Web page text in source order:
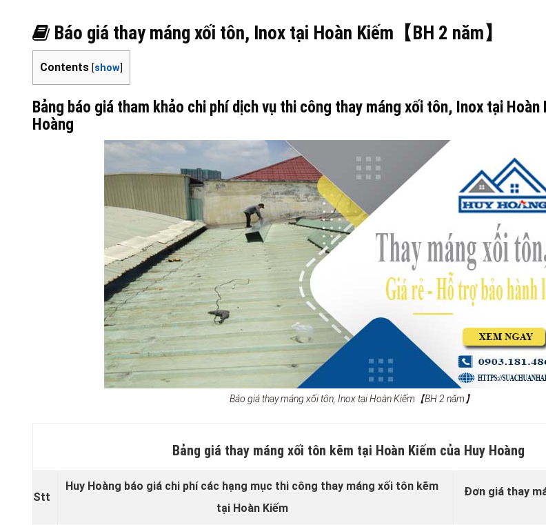
Báo giá thay máng xối tôn, Inox tại Hoàn Kiếm【BH 2 năm】
Contents [show]
Bảng báo giá tham khảo chi phí dịch vụ thi công thay máng xối tôn, Inox tại Hoàn
Hoàng
Báo giá thay máng xối tôn, Inox tại Hoàn Kiếm【BH 2 năm】
Bảng giá thay máng xối tôn kẽm tại Hoàn Kiếm của Huy Hoàng
Stt
Huy Hoàng báo giá chi phí các hạng mục thi công thay máng xối tôn kẽm
tại Hoàn Kiếm
Đơn giá thay